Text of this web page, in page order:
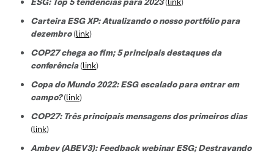
Carteira ESG XP: Atualizando o nosso portfólio para
dezembro(link)
COP27 chega ao fim; 5 principais destaques da
conferência(link)
Copa do Mundo 2022: ESG escalado para entrar em
campo?(link)
COP27: Três principais mensagens dos primeiros dias
(link)
Ambev (ABEV3): Feedback webinar ESG; Destravando